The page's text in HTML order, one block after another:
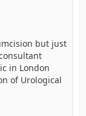
but just
in London
of Urological